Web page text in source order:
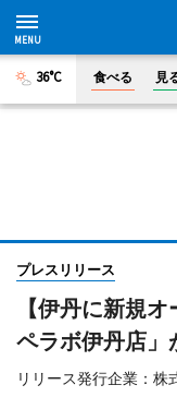
36°C 食べる 見
プレスリリース
【伊丹に新規
ペラボ伊丹店」
リリース発行企業：